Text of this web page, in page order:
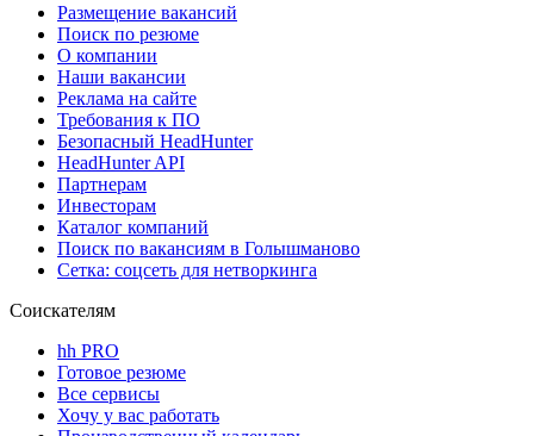
Размещение вакансий
Поиск по резюме
О компании
Наши вакансии
Реклама на сайте
Требования к ПО
Безопасный HeadHunter
HeadHunter API
Партнерам
Инвесторам
Каталог компаний
Поиск по вакансиям в Голышманово
Сетка: соцсеть для нетворкинга
Соискателям
hh PRO
Готовое резюме
Все сервисы
Хочу у вас работать